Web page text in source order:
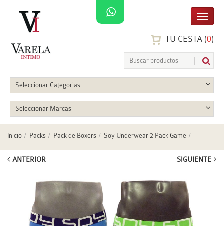
TU CESTA (0)
Seleccionar Categorias
Seleccionar Marcas
Inicio Packs Pack de Boxers Soy Underwear 2 Pack Game
ANTERIOR SIGUIENTE